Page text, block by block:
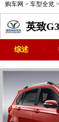
购车网 > 车型全览 >
英致G3
综述